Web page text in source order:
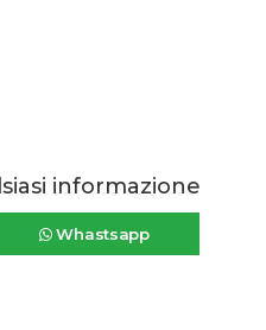
informazione
Whastsapp